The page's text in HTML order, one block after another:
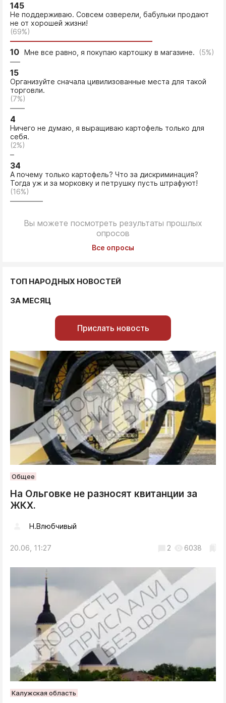
145
Не поддерживаю. Совсем озверели, бабульки продают
не от хорошей жизни!
(69%)
10 Мне все равно, я покупаю картошку в магазине. (5%)
15
Организуйте сначала цивилизованные места для такой
торговли.
(7%)
4
Ничего не думаю, я выращиваю картофель только для
себя.
(2%)
34
А почему только картофель? Что за дискриминация?
Тогда уж и за морковку и петрушку пусть штрафуют!
(16%)
Вы можете посмотреть результаты прошлых
опросов
Все опросы
ТОП НАРОДНЫХ НОВОСТЕЙ
ЗА МЕСЯЦ
Прислать новость
Общее
На Ольговке не разносят квитанции за
ЖКХ.
Н.Влюбчивый
20.06, 11:27 2 6038
Калужская область